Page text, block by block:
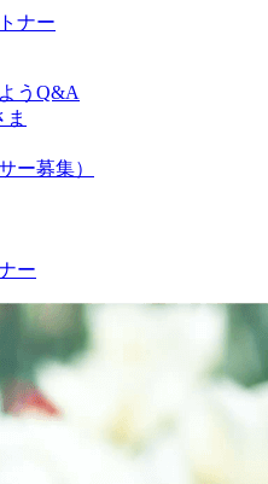
うQ&A
ー募集）
ー